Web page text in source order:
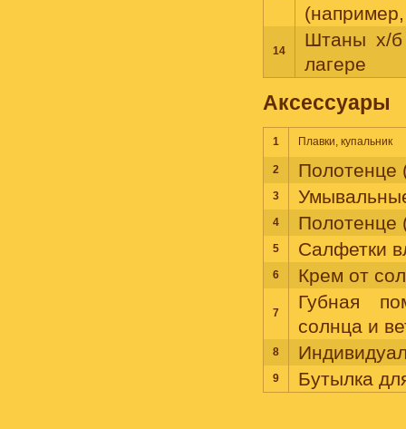
14
Штаны х/
лагере
Аксессуары
1 Плавки, купальник
2 Полотенце
3
4 Полотенце
5 Салфетки
6 Крем от
7
Губная
солнца и
8
9 Бутылка